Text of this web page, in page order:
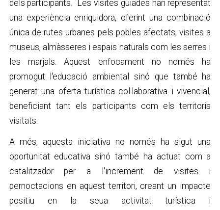
dels participants. Les visites guiades han representat
una experiència enriquidora, oferint una combinació
única de rutes urbanes pels pobles afectats, visites a
museus, almàsseres i espais naturals com les serres i
les marjals. Aquest enfocament no només ha
promogut l'educació ambiental sinó que també ha
generat una oferta turística col·laborativa i vivencial,
beneficiant tant els participants com els territoris
visitats.
A més, aquesta iniciativa no només ha sigut una
oportunitat educativa sinó també ha actuat com a
catalitzador per a l'increment de visites i
pernoctacions en aquest territori, creant un impacte
positiu en la seua activitat turística i